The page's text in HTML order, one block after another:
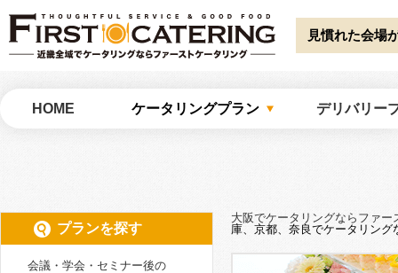
Warning : Undefined array key "HTTP_ACCEPT_LANGUAGE" in/home/
catering/common/meta.php on line51 見慣れた会場
HOME ケータリングプラン デリバリー
大阪でケータリングならファー
庫、京都、奈良でケータリン
プランを探す
会議・学会・セミナー後の